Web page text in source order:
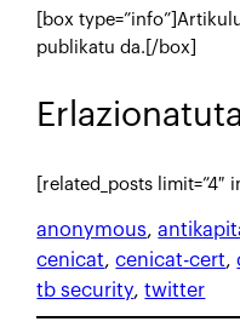
[box
publikatu da.[/box]
[related_posts limit=”4″
anonymous,
cenicat, cenicat-cert,
tb security, twitter